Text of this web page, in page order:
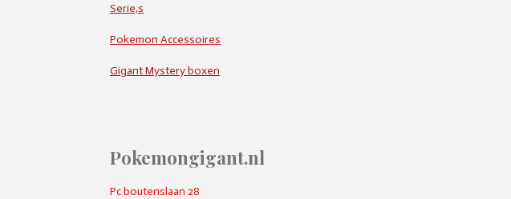
Serie,s
Pokemon Accessoires
Gigant Mystery boxen
Pokemongigant.nl
Pc boutenslaan 28